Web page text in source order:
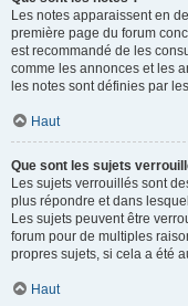
Les notes apparaissent en
première page du forum
est recommandé de les
comme les annonces et les
les notes sont définies par
Haut
Que sont les sujets
Les sujets verrouillés sont
plus répondre et dans
Les sujets peuvent être
forum pour de multiples
propres sujets, si cela a été
Haut